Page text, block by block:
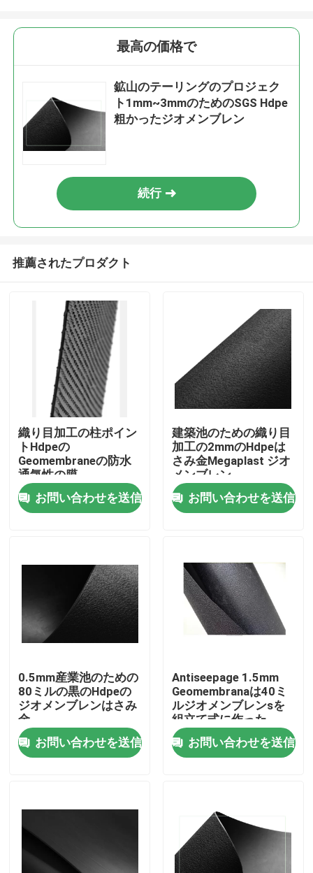
家
プロダクト
私達について
工場旅行
品質管理
引用を要求しなさい
ジオシンセティックの補強の格子
最高の価格で
鉱山のテーリングのプロジェク
ト1mm~3mmのためのSGS Hdpe
粗かったジオメンブレン
続行
推薦されたプロダクト
織り目加工の柱ポイン
トHdpeの
Geomembraneの防水
通気性の膜
お問い合わせを送信
建築池のための織り目
加工の2mmのHdpeは
さみ金Megaplast ジオ
メンブレン
お問い合わせを送信
0.5mm産業池のための
80ミルの黒のHdpeの
ジオメンブレンはさみ
金
お問い合わせを送信
Antiseepage 1.5mm
Geomembranaは40ミ
ルジオメンブレンsを
組立て式に作った
お問い合わせを送信